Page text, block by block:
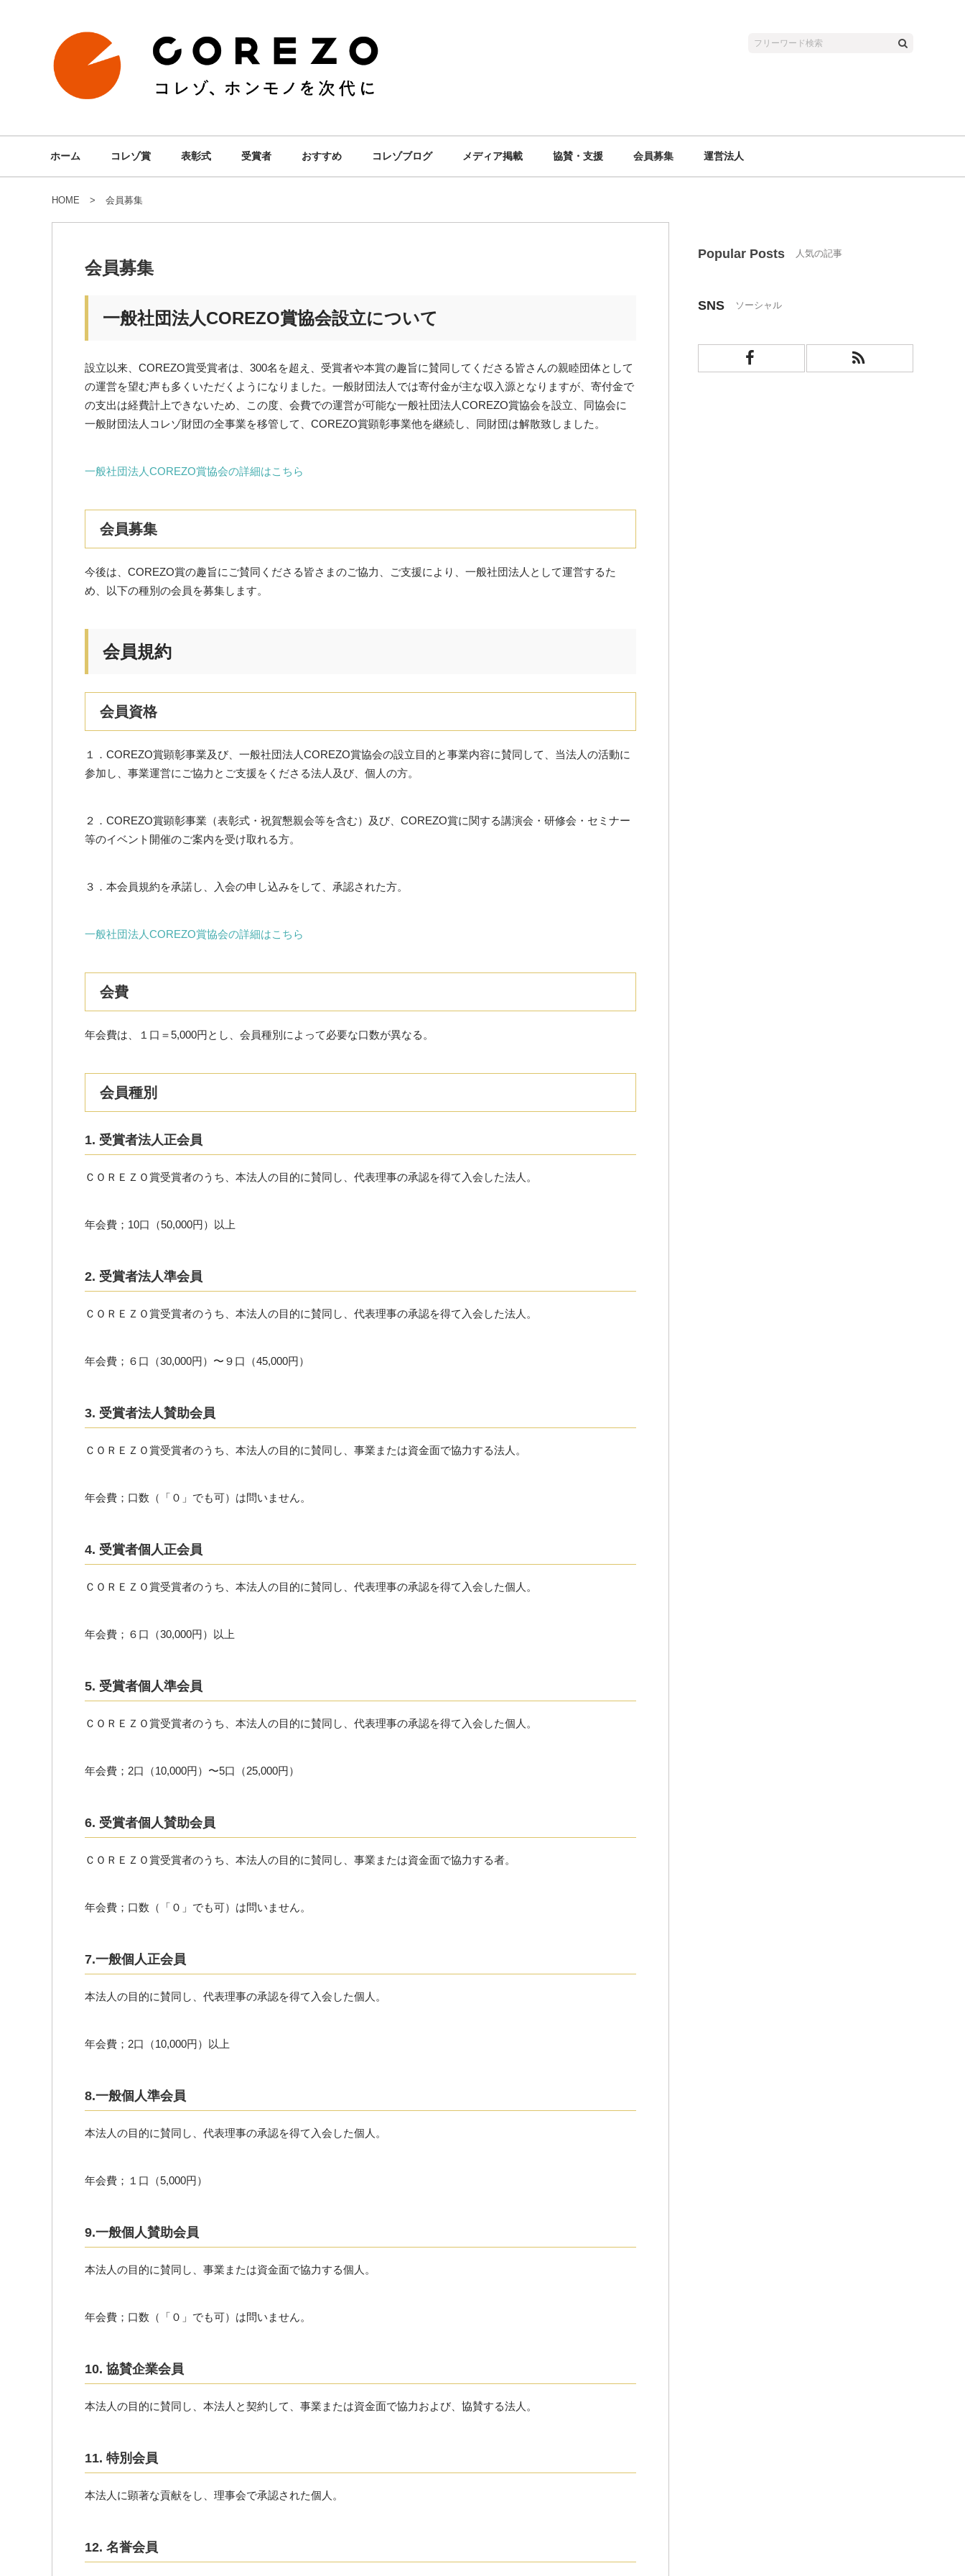
ホーム コレゾ賞 表彰式 受賞者 おすすめ コレゾブログ メディア掲載 協賛・支援 会員募集 運営法人
HOME 会員募集
会員募集
一般社団法人COREZO賞協会設立について
設立以来、COREZO賞受賞者は、300名を超え、受賞者や本賞の趣旨に賛同してくださる皆さんの親睦団体として
の運営を望む声も多くいただくようになりました。一般財団法人では寄付金が主な収入源となりますが、寄付金で
の支出は経費計上できないため、この度、会費での運営が可能な一般社団法人COREZO賞協会を設立、同協会に
一般財団法人コレゾ財団の全事業を移管して、COREZO賞顕彰事業他を継続し、同財団は解散致しました。
一般社団法人COREZO賞協会の詳細はこちら
会員募集
今後は、COREZO賞の趣旨にご賛同くださる皆さまのご協力、ご支援により、一般社団法人として運営するた
め、以下の種別の会員を募集します。
会員規約
会員資格
１．COREZO賞顕彰事業及び、一般社団法人COREZO賞協会の設立目的と事業内容に賛同して、当法人の活動に
参加し、事業運営にご協力とご支援をくださる法人及び、個人の方。
２．COREZO賞顕彰事業（表彰式・祝賀懇親会等を含む）及び、COREZO賞に関する講演会・研修会・セミナー
等のイベント開催のご案内を受け取れる方。
３．本会員規約を承諾し、入会の申し込みをして、承認された方。
一般社団法人COREZO賞協会の詳細はこちら
会費
年会費は、１口＝5,000円とし、会員種別によって必要な口数が異なる。
会員種別
1. 受賞者法人正会員
ＣＯＲＥＺＯ賞受賞者のうち、本法人の目的に賛同し、代表理事の承認を得て入会した法人。
年会費；10口（50,000円）以上
2. 受賞者法人準会員
ＣＯＲＥＺＯ賞受賞者のうち、本法人の目的に賛同し、代表理事の承認を得て入会した法人。
年会費；６口（30,000円）〜９口（45,000円）
3. 受賞者法人賛助会員
ＣＯＲＥＺＯ賞受賞者のうち、本法人の目的に賛同し、事業または資金面で協力する法人。
年会費；口数（「０」でも可）は問いません。
4. 受賞者個人正会員
ＣＯＲＥＺＯ賞受賞者のうち、本法人の目的に賛同し、代表理事の承認を得て入会した個人。
年会費；６口（30,000円）以上
5. 受賞者個人準会員
ＣＯＲＥＺＯ賞受賞者のうち、本法人の目的に賛同し、代表理事の承認を得て入会した個人。
年会費；2口（10,000円）〜5口（25,000円）
6. 受賞者個人賛助会員
ＣＯＲＥＺＯ賞受賞者のうち、本法人の目的に賛同し、事業または資金面で協力する者。
年会費；口数（「０」でも可）は問いません。
7.一般個人正会員
本法人の目的に賛同し、代表理事の承認を得て入会した個人。
年会費；2口（10,000円）以上
8.一般個人準会員
本法人の目的に賛同し、代表理事の承認を得て入会した個人。
年会費；１口（5,000円）
9.一般個人賛助会員
本法人の目的に賛同し、事業または資金面で協力する個人。
年会費；口数（「０」でも可）は問いません。
10. 協賛企業会員
本法人の目的に賛同し、本法人と契約して、事業または資金面で協力および、協賛する法人。
11. 特別会員
本法人に顕著な貢献をし、理事会で承認された個人。
12. 名誉会員
Popular Posts
SNS